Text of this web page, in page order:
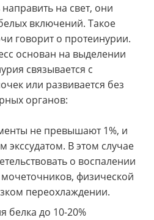
на свет, они
включений. Такое
говорит о протеинурии.
основан на выделении
связывается с
или развивается без
органов:
не превышают 1%, и
экссудатом. В этом случае
о воспалении
физической
переохлаждении.
белка до 10-20%